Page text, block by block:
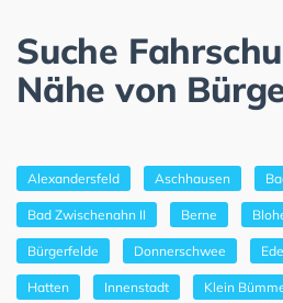
Suche
Nähe von
Alexandersfeld Aschhausen
Bad Zwischenahn II Berne
Bürgerfelde Donnerschwee
Hatten Innenstadt Klein